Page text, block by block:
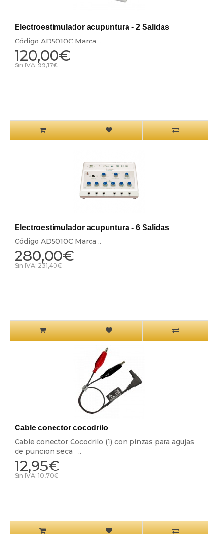
Electroestimulador acupuntura - 2 Salidas
Código AD5010C Marca ..
120,00€
Sin IVA: 99,17€
Electroestimulador acupuntura - 6 Salidas
Código AD5010C Marca ..
280,00€
Sin IVA: 231,40€
Cable conector cocodrilo
Cable conector Cocodrilo (1) con pinzas para agujas
de punción seca ..
12,95€
Sin IVA: 10,70€